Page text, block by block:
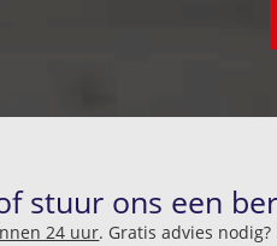
stuur ons een
24 uur. Gratis advies